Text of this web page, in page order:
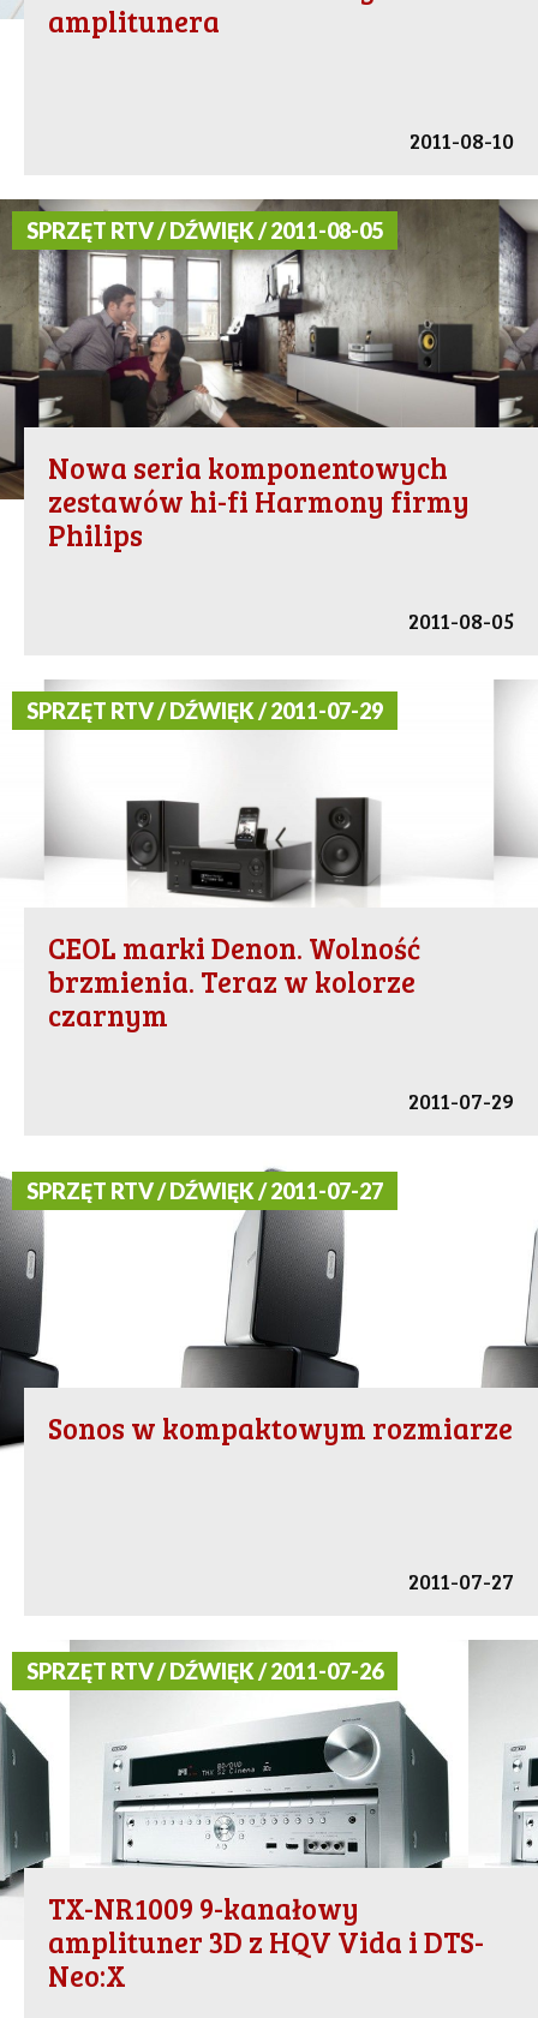
amplitunera
2011-08-10
SPRZĘT RTV / DŹWIĘK / 2011-08-05
Nowa seria komponentowych
zestawów hi-fi Harmony firmy
Philips
2011-08-05
SPRZĘT RTV / DŹWIĘK / 2011-07-29
CEOL marki Denon. Wolność
brzmienia. Teraz w kolorze
czarnym
2011-07-29
SPRZĘT RTV / DŹWIĘK / 2011-07-27
Sonos w kompaktowym rozmiarze
2011-07-27
SPRZĘT RTV / DŹWIĘK / 2011-07-26
TX-NR1009 9-kanałowy
amplituner 3D z HQV Vida i DTS-
Neo:X